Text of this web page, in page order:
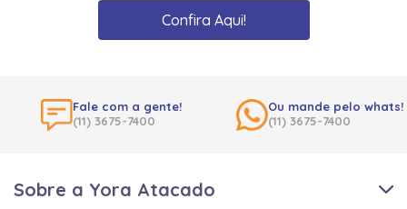
Confira Aqui!
Fale com a gente!
(11) 3675-7400
Ou mande pelo whats!
(11) 3675-7400
Sobre a Yora Atacado